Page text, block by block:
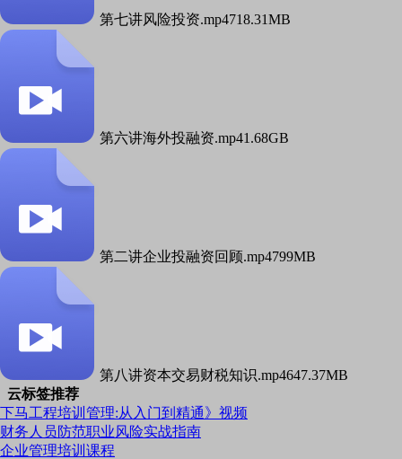
第七讲风险投资.mp4718.31MB
第六讲海外投融资.mp41.68GB
第二讲企业投融资回顾.mp4799MB
第八讲资本交易财税知识.mp4647.37MB
云标签推荐
下马工程培训管理:从入门到精通》视频
财务人员防范职业风险实战指南
企业管理培训课程